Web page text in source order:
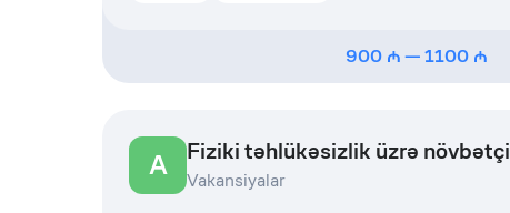
900 —1100
A Fiziki təhlükəsizlik üzrə növbətçi
Vakansiyalar